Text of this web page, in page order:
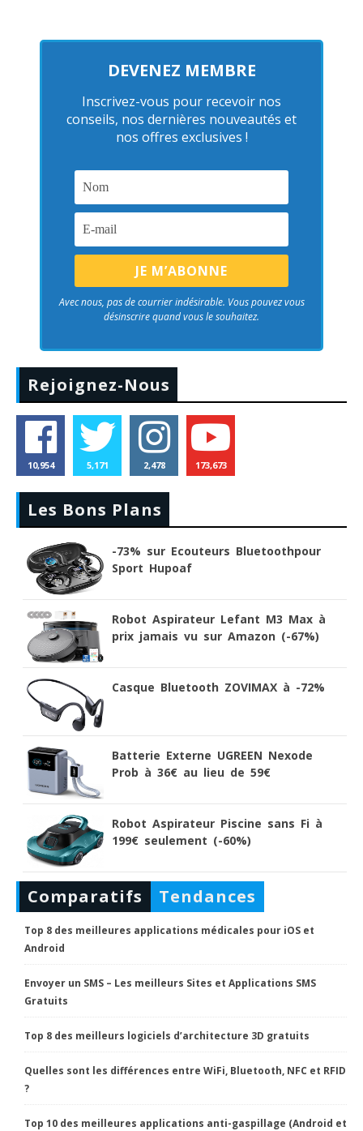
DEVENEZ MEMBRE
Inscrivez-vous pour recevoir nos
conseils, nos dernières nouveautés et
nos offres exclusives !
Avec nous, pas de courrier indésirable. Vous pouvez vous
désinscrire quand vous le souhaitez.
Rejoignez-Nous
10,954 5,171 2,478 173,673
Les Bons Plans
-73% sur Ecouteurs Bluetoothpour
Sport Hupoaf
Robot Aspirateur Lefant M3 Max à
prix jamais vu sur Amazon (-67%)
Casque Bluetooth ZOVIMAX à -72%
Batterie Externe UGREEN Nexode
Prob à 36€ au lieu de 59€
Robot Aspirateur Piscine sans Fi à
199€ seulement (-60%)
Comparatifs Tendances
Top 8 des meilleures applications médicales pour iOS et
Android
Envoyer un SMS – Les meilleurs Sites et Applications SMS
Gratuits
Top 8 des meilleurs logiciels d’architecture 3D gratuits
Quelles sont les différences entre WiFi, Bluetooth, NFC et RFID
?
Top 10 des meilleures applications anti-gaspillage (Android et